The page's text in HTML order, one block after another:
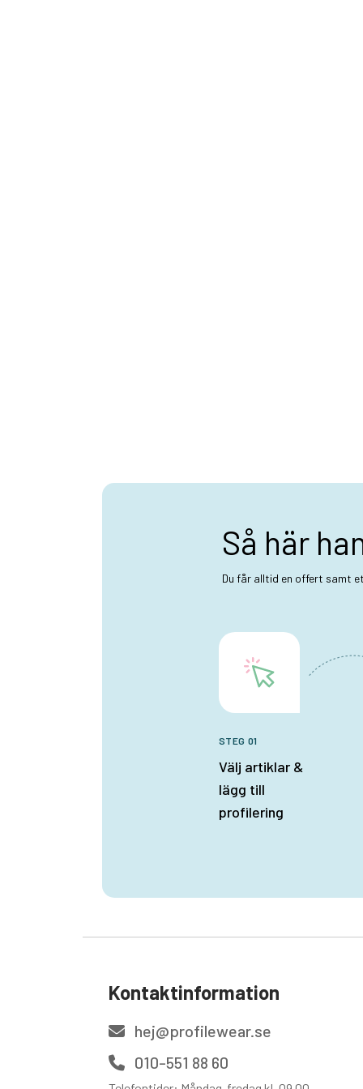
Så här
Du får alltid en offert samt
STEG 01
Välj artiklar &
lägg till
profilering
Kontaktinformation
hej@profilewear.se
010-551 88 60